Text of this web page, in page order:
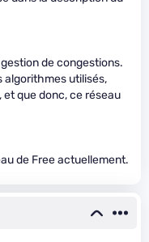
de congestions.
algorithmes utilisés,
et que donc, ce réseau
de Free actuellement.